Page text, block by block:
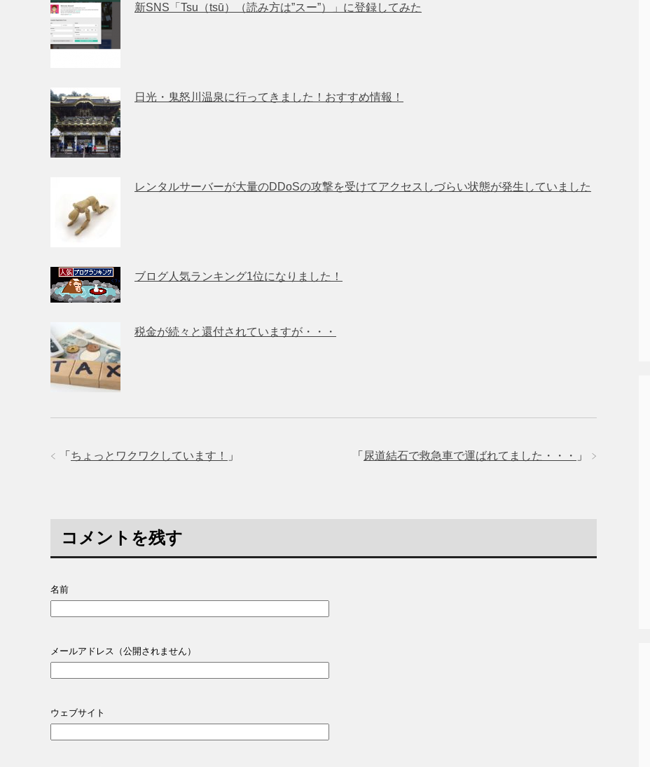
新SNS「Tsu（tsū）（読み方は”スー”）」に登録してみた
日光・鬼怒川温泉に行ってきました！おすすめ情報！
レンタルサーバーが大量のDDoSの攻撃を受けてアクセスしづらい状態が発生していました
ブログ人気ランキング1位になりました！
税金が続々と還付されていますが・・・
「 尿道結石で救急車で運ばれてました・・・ 」
「 ちょっとワクワクしています！ 」
コメントを残す
名前
メールアドレス（公開されません）
ウェブサイト